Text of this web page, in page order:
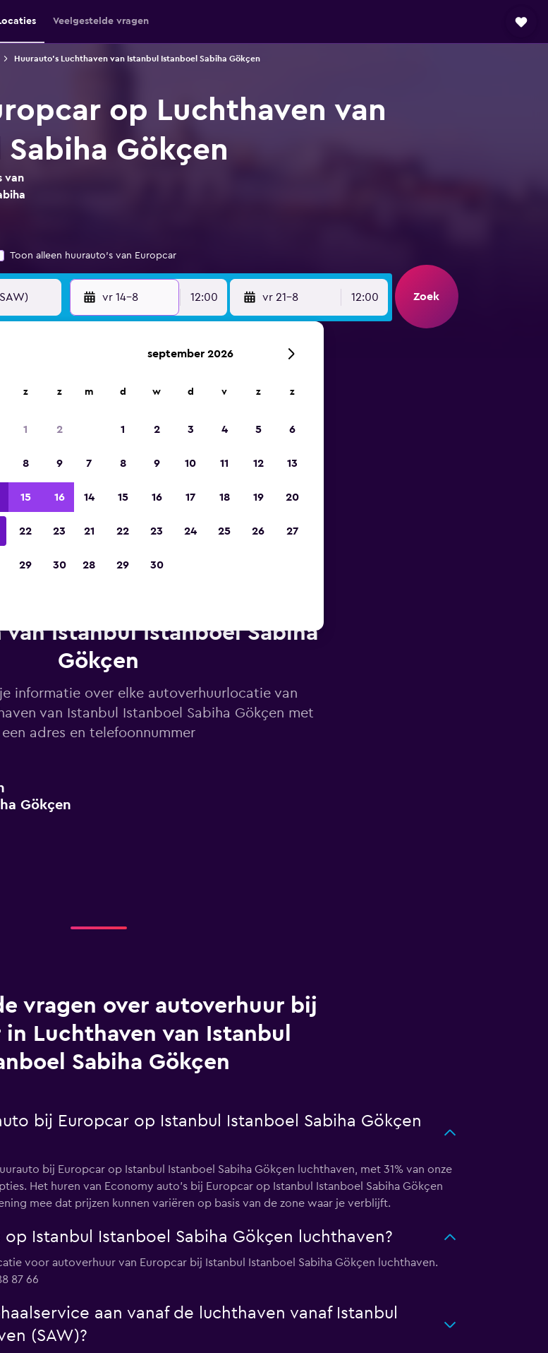
Veelgestelde vragen
Huurauto's Luchthaven van Istanbul Istanboel Sabiha Gökçen
op Luchthaven van
Gökçen
van
Toon alleen huurauto's van Europcar
vr 14-8 12:00 vr 21-8 12:00 Zoek
app 2023
van Istanbul Istanboel Sabiha
Gökçen
informatie over elke autoverhuurlocatie van
van Istanbul Istanboel Sabiha Gökçen met
een adres en telefoonnummer
Gökçen
vragen over autoverhuur bij
in Luchthaven van Istanbul
Sabiha Gökçen
bij Europcar op Istanbul Istanboel Sabiha Gökçen
bij Europcar op Istanbul Istanboel Sabiha Gökçen luchthaven, met 31% van onze
Het huren van Economy auto's bij Europcar op Istanbul Istanboel Sabiha Gökçen
mee dat prijzen kunnen variëren op basis van de zone waar je verblijft.
Istanbul Istanboel Sabiha Gökçen luchthaven?
voor autoverhuur van Europcar bij Istanbul Istanboel Sabiha Gökçen luchthaven.
87 66
aan vanaf de luchthaven vanaf Istanbul
(SAW)?
z z
1 2
8 9
15 16
22 23
29 30
september 2026
m d w d v z z
1 2 3 4 5 6
7 8 9 10 11 12 13
14 15 16 17 18 19 20
21 22 23 24 25 26 27
28 29 30